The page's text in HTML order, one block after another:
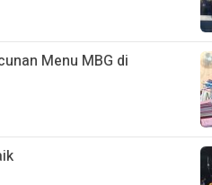
Menu MBG di